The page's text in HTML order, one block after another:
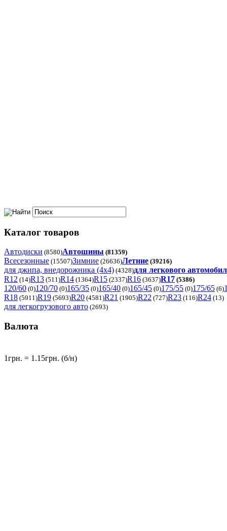
Каталог товаров
Автодиски (8580)Автошины (81359)
Всесезонные (15507)Зимние (26636)Летние (39216)
для джипа, внедорожника (4x4) (4328)для легкового
R12 (14)R13 (511)R14 (1364)R15 (2337)R16 (3637)R17 (5386)
120/60 (0)120/70 (0)165/35 (0)165/40 (0)165/45 (0)175/55 (0)175/65 (6)
R18 (5911)R19 (5693)R20 (4581)R21 (1905)R22 (727)R23 (116)R24 (13)
для легкогрузового авто (2693)
Валюта
1грн. = 1.15грн. (б/н)